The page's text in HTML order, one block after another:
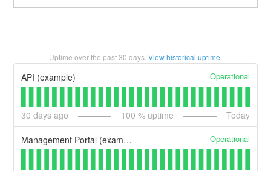
Uptime over the past30 days. View historical uptime.
API (example) Operational
30 days ago 100 % uptime Today
Management Portal (example) Operational